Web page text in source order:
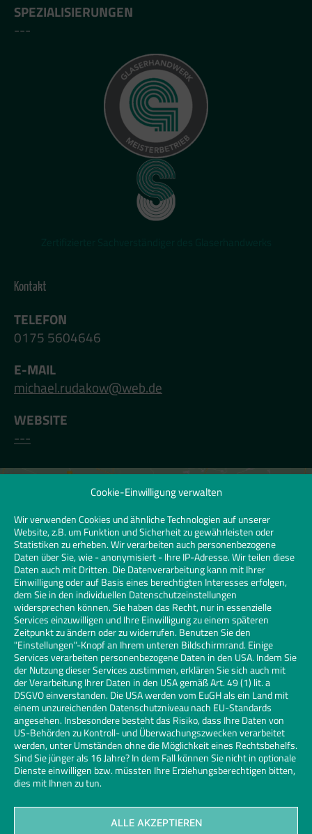
Cookie-Einwilligung verwalten
Wir verwenden Cookies und ähnliche Technologien auf unserer
Website, z.B. um Funktion und Sicherheit zu gewährleisten oder
Statistiken zu erheben. Wir verarbeiten auch personenbezogene
Daten über Sie, wie - anonymisiert - Ihre IP-Adresse. Wir teilen diese
Daten auch mit Dritten. Die Datenverarbeitung kann mit Ihrer
Einwilligung oder auf Basis eines berechtigten Interesses erfolgen,
dem Sie in den individuellen Datenschutzeinstellungen
widersprechen können. Sie haben das Recht, nur in essenzielle
Services einzuwilligen und Ihre Einwilligung zu einem späteren
Zeitpunkt zu ändern oder zu widerrufen. Benutzen Sie den
"Einstellungen"-Knopf an Ihrem unteren Bildschirmrand. Einige
Services verarbeiten personenbezogene Daten in den USA. Indem Sie
der Nutzung dieser Services zustimmen, erklären Sie sich auch mit
der Verarbeitung Ihrer Daten in den USA gemäß Art. 49 (1) lit. a
DSGVO einverstanden. Die USA werden vom EuGH als ein Land mit
einem unzureichenden Datenschutzniveau nach EU-Standards
angesehen. Insbesondere besteht das Risiko, dass Ihre Daten von
US-Behörden zu Kontroll- und Überwachungszwecken verarbeitet
werden, unter Umständen ohne die Möglichkeit eines Rechtsbehelfs.
Sind Sie jünger als 16 Jahre? In dem Fall können Sie nicht in optionale
Dienste einwilligen bzw. müssten Ihre Erziehungsberechtigen bitten,
dies mit Ihnen zu tun.
ALLE AKZEPTIEREN
SPEZIALISIERUNGEN
---
Kontakt
TELEFON
0175 5604646
E-MAIL
michael.rudakow@web.de
WEBSITE
---
Klicken Sie hier, um Marketing-Cookies zu
akzeptieren und diesen Inhalt zu
aktivieren | Click to accept marketing
cookies and enable this content